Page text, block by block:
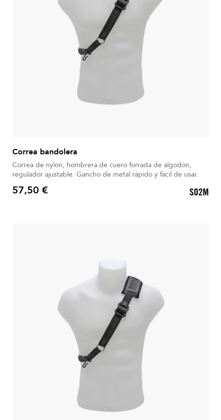
Correa bandolera
Correa de nylon, hombrera de cuero forrada de algodón,
regulador ajustable. Gancho de metal rápido y fácil de usar.
Precio
57,50 € S02M